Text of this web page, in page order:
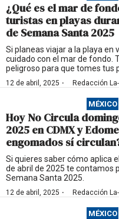
¿Qué es el mar de
turistas en playas
de Semana Santa 2025
Si planeas viajar a la playa en
cuidado con el mar de fondo.
peligroso para que tomes tus
12 de abril, 2025 · Redacción
MÉXICO
Hoy No Circula
2025 en CDMX y
engomados sí
Si quieres saber cómo aplica
de abril de 2025 te contamos
Semana Santa 2025.
12 de abril, 2025 · Redacción
MÉXICO